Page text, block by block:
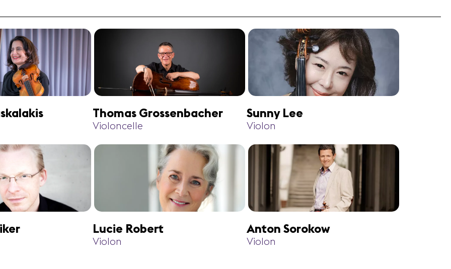
Thomas Grossenbacher
Violoncelle
Sunny Lee
Violon
Lucie Robert
Violon
Anton Sorokow
Violon